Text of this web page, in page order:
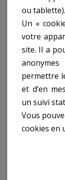
BK04:
- Puissance : 3W
- Batterie
- Durée De
- Chargeur Inclus
- Chargeur
- Taille :
ou tablette).
Un «
votre
site. Il a
permettre
et d’en
un suivi
Vous
cookies en